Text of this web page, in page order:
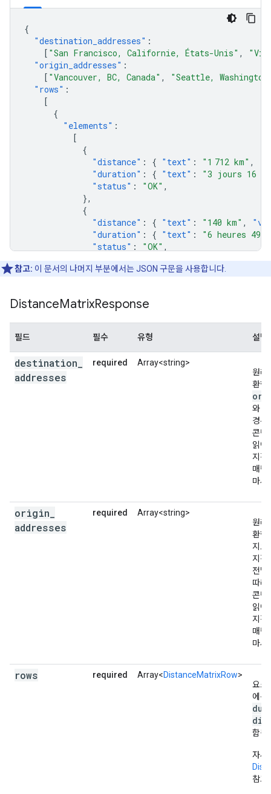
{
"destination_addresses" :
[ "San Francisco, Californie, États-Unis" ,
"origin_addresses" :
[ "Vancouver, BC, Canada" ,
"Seattle,
"rows" :
[
{
"elements" :
[
{
"distance" : { "text" : "1 712 km" ,
"duration" : { "text" :
"3 jours 16
"status" : "OK" ,
},
{
"distance" : { "text" : "140 km" ,
"duration" : { "text" :
"6 heures 49
"status" : "OK" ,
],
"elements":
"distance": { ,
"duration": { "text": "3 jours 2
"status"
"OK",
"2 heures 53
}
참고: 이 문서의 나머지 부분에서는 JSON 구문을 사용합니다.
DistanceMatrixResponse
필드 필수 유형 설명
destination
addresses
required
Array<string>
원래
환한
와
경우
콘텐
읽어
지정
매틱
마세
origin
addresses
required
Array<string>
원래
환한
지오
지정
전달
따라
콘텐
읽어
지정
매틱
마세
rows required Array<DistanceMatrixRow>
요소
에는
함됩
자세
참고